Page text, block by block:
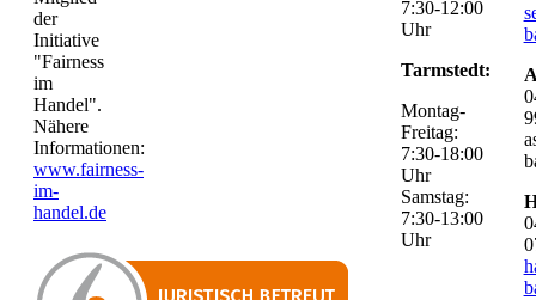
der
Initiative
"Fairness
im
Handel".
Nähere
Informationen:
www.fairness-
im-
handel.de
7:30-12:00
Uhr
Tarmstedt:
Montag-
Freitag:
7:30-18:00
Uhr
Samstag:
7:30-13:00
Uhr